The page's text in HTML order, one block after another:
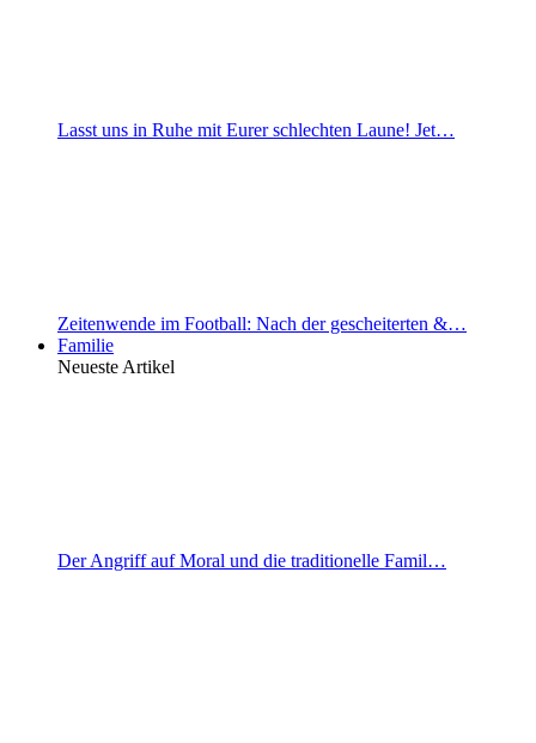
Lasst uns in Ruhe mit Eurer schlechten Laune! Jet…
Zeitenwende im Football: Nach der gescheiterten &…
Familie
Neueste Artikel
Der Angriff auf Moral und die traditionelle Famil…